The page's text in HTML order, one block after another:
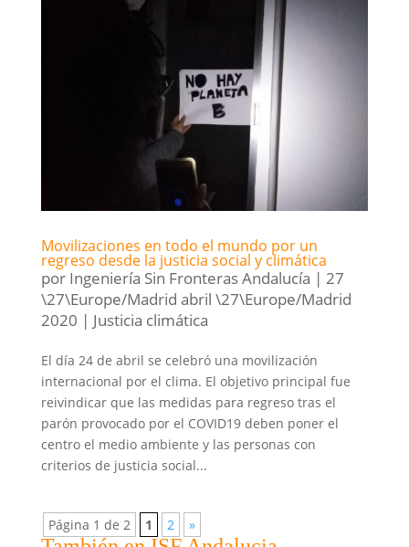
Movilizaciones en todo el mundo por un
regreso desde la justicia social y climática
por Ingeniería Sin Fronteras Andalucía | 27
\27\Europe/Madrid abril \27\Europe/Madrid
2020 | Justicia climática
El día 24 de abril se celebró una movilización
internacional por el clima. El objetivo principal fue
reivindicar que las medidas para regreso tras el
parón provocado por el COVID19 deben poner el
centro el medio ambiente y las personas con
criterios de justicia social...
Página 1 de 2 1 2 »